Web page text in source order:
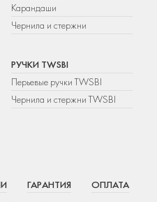
Карандаши
Чернила и стержни
РУЧКИ TWSBI
Перьевые ручки TWSBI
Чернила и стержни TWSBI
ГАРАНТИЯ
ОПЛАТА